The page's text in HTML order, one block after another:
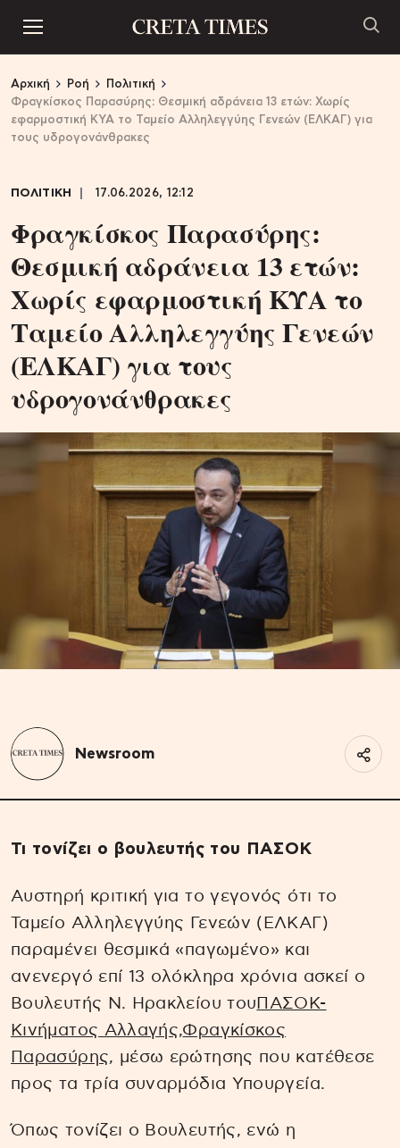
Αρχική Ροή
Πολιτική
Φραγκίσκος Παρασύρης: Θεσμική αδράνεια 13 ετών: Χωρίς
εφαρμοστική ΚΥΑ το Ταμείο Αλληλεγγύης Γενεών (ΕΛΚΑΓ) για
τους υδρογονάνθρακες
ΠΟΛΙΤΙΚΗ 17.06.2026, 12:12
Φραγκίσκος Παρασύρης:
Θεσμική αδράνεια 13 ετών:
Χωρίς εφαρμοστική ΚΥΑ το
Ταμείο Αλληλεγγύης Γενεών
(ΕΛΚΑΓ) για τους
υδρογονάνθρακες
Newsroom
Τι τονίζει ο βουλευτής του ΠΑΣΟΚ
Αυστηρή κριτική για το γεγονός ότι το
Ταμείο Αλληλεγγύης Γενεών (ΕΛΚΑΓ)
παραμένει θεσμικά «παγωμένο» και
ανενεργό επί 13 ολόκληρα χρόνια ασκεί ο
Βουλευτής Ν. Ηρακλείου του ΠΑΣΟΚ-
Κινήματος Αλλαγής,Φραγκίσκος
Παρασύρης, μέσω ερώτησης που κατέθεσε
προς τα τρία συναρμόδια Υπουργεία.
Όπως τονίζει ο Βουλευτής, ενώ η